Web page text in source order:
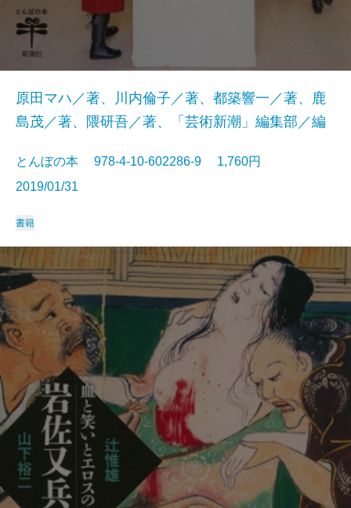
原田マハ／著、川内倫子／著、都築響一／著、鹿
島茂／著、隈研吾／著、「芸術新潮」編集部／編
とんぼの本 978-4-10-602286-9 1,760円
2019/01/31
書籍